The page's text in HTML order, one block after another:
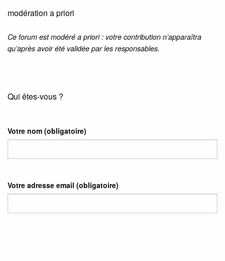
modération a priori
Ce forum est modéré a priori : votre contribution n’apparaîtra
qu’après avoir été validée par les responsables.
Qui êtes-vous ?
Votre nom (obligatoire)
Votre adresse email (obligatoire)